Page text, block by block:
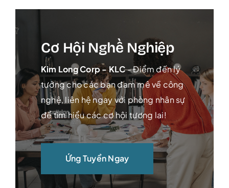
Cơ Hội Nghề Nghiệp
Kim Long Corp - KLC- Điểm đến lý
tưởng cho các bạn đam mê về công
nghệ, liên hệ ngay với phòng nhân sự
để tìm hiểu các cơ hội tương lai!
Ứng Tuyển Ngay